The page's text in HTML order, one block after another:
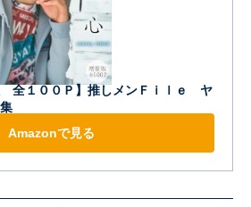
１００Ｐ】推しメンＦｉｌｅ ヤ
Amazonで見る